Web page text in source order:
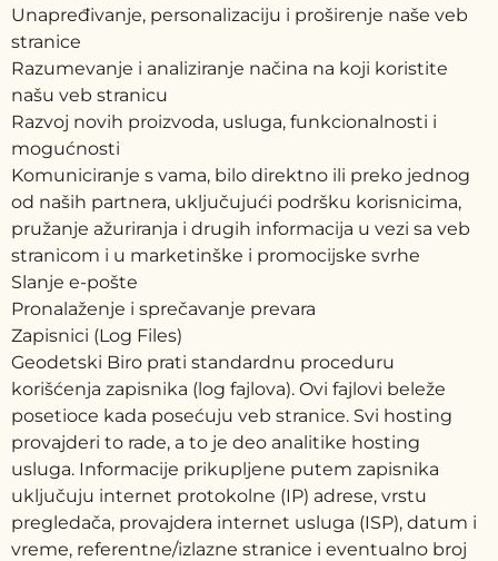
Unapređivanje, personalizaciju i proširenje naše veb
stranice
Razumevanje i analiziranje načina na koji koristite
našu veb stranicu
Razvoj novih proizvoda, usluga, funkcionalnosti i
mogućnosti
Komuniciranje s vama, bilo direktno ili preko jednog
od naših partnera, uključujući podršku korisnicima,
pružanje ažuriranja i drugih informacija u vezi sa veb
stranicom i u marketinške i promocijske svrhe
Slanje e-pošte
Pronalaženje i sprečavanje prevara
Zapisnici (Log Files)
Geodetski Biro prati standardnu proceduru
korišćenja zapisnika (log fajlova). Ovi fajlovi beleže
posetioce kada posećuju veb stranice. Svi hosting
provajderi to rade, a to je deo analitike hosting
usluga. Informacije prikupljene putem zapisnika
uključuju internet protokolne (IP) adrese, vrstu
pregledača, provajdera internet usluga (ISP), datum i
vreme, referentne/izlazne stranice i eventualno broj